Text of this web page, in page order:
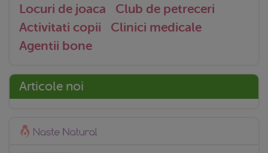
Locuri de joaca
Club de petreceri
Activitati copii
Clinici medicale
Agentii bone
Articole noi